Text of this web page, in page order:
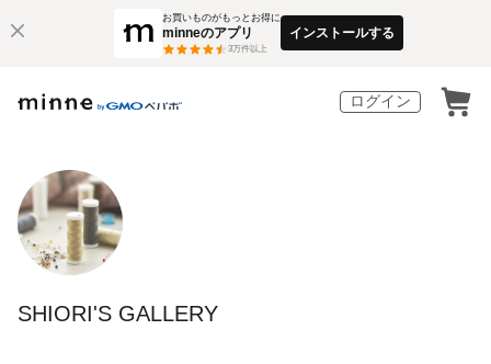
お買いものがもっとお得に
minneのアプリ
3万件以上
インストールする
ログイン
SHIORI'S GALLERY